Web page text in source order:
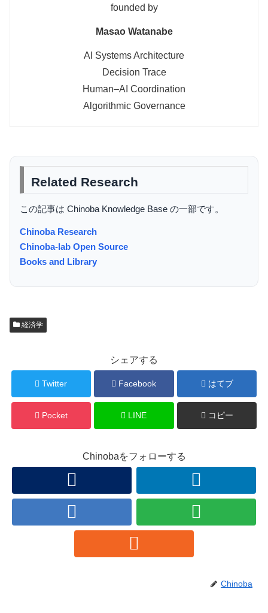
founded by
Masao Watanabe
AI Systems Architecture
Decision Trace
Human–AI Coordination
Algorithmic Governance
Related Research
この記事は Chinoba Knowledge Base の一部です。
Chinoba Research
Chinoba-lab Open Source
Books and Library
経済学
シェアする
Twitter Facebook はてブ
Pocket LINE コピー
Chinobaをフォローする
Chinoba